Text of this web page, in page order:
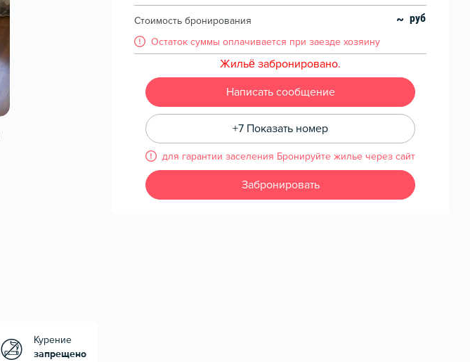
Курение
запрещено
Стоимость бронирования ~
Остаток суммы оплачивается при заезде хозяину
Жильё забронировано.
Написать сообщение
+7 Показать номер
для гарантии заселения Бронируйте жилье через сайт
Забронировать